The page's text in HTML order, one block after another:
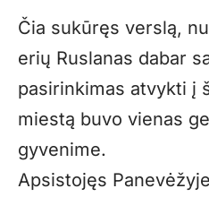
Čia sukūręs verslą,
erių Ruslanas dabar
pasirinkimas atvykti į
miestą buvo vienas
gyvenime.
Apsistojęs